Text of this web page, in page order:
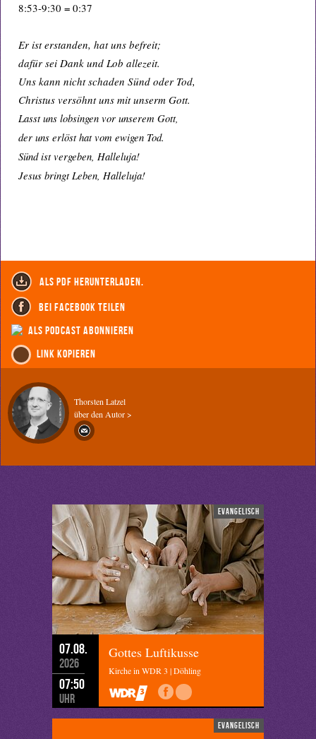
8:53-9:30 = 0:37
Er ist erstanden, hat uns befreit;
dafür sei Dank und Lob allezeit.
Uns kann nicht schaden Sünd oder Tod,
Christus versöhnt uns mit unserm Gott.
Lasst uns lobsingen vor unserem Gott,
der uns erlöst hat vom ewigen Tod.
Sünd ist vergeben, Halleluja!
Jesus bringt Leben, Halleluja!
als PDF herunterladen.
bei Facebook teilen
als Podcast abonnieren
Link kopieren
Thorsten Latzel
über den Autor >
evangelisch
07.08.
2026
07:50
Uhr
Gottes Luftikusse
Kirche in WDR 3 | Döhling
evangelisch